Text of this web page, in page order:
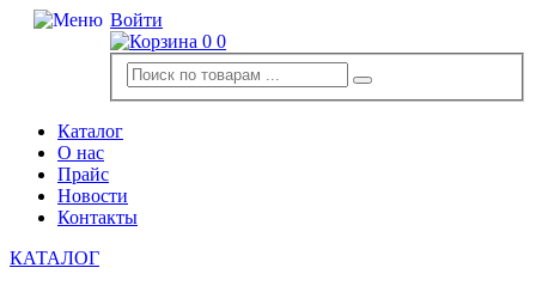
Войти
0 0
Каталог
О нас
Прайс
Новости
Контакты
КАТАЛОГ